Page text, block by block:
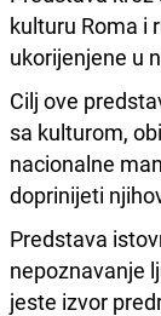
kulturu Roma i
ukorijenjene u
Cilj ove
sa kulturom,
nacionalne
doprinijeti
Predstava
nepoznavanje
jeste izvor